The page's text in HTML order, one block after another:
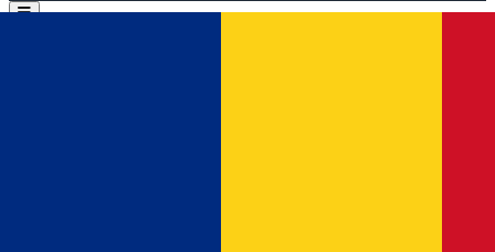
Open main menu